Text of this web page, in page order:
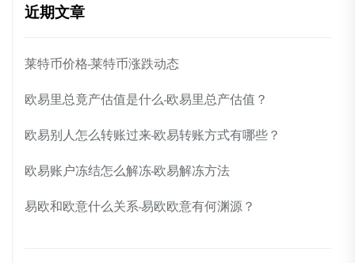
近期文章
莱特币价格-莱特币涨跌动态
欧易里总竟产估值是什么-欧易里总产估值？
欧易别人怎么转账过来-欧易转账方式有哪些？
欧易账户冻结怎么解冻-欧易解冻方法
易欧和欧意什么关系-易欧欧意有何渊源？